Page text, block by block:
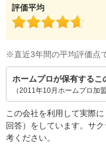
評価平均
※直近3年間の平均評価点
ホームプロが保有するこ
（2011年10月ホームプロ加盟
この会社を利用して実際
回答）をしています。サ
考ください。